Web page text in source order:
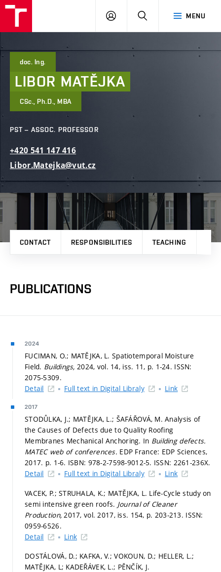
MENU
LOG
doc. Ing.
LIBOR MATĚJKA
CSc., Ph.D., MBA
PST – ASSOC. PROFESSOR
+420 541 147416
Libor.Matejka@vut.cz
CONTACT RESPONSIBILITIES TEACHING
PUBLICATIONS
2024
FUCIMAN, O.; MATĚJKA, L. Spatiotemporal Moisture
Field. Buildings,2024, vol. 14, iss. 11, p. 1-24. ISSN:
2075-5309.
Detail
Full text in Digital Libraly Link
2017
STODŮLKA, J.; MATĚJKA, L.; ŠAFÁŘOVÁ, M. Analysis of
the Causes of Defects due to Quality Roofing
Membranes Mechanical Anchoring. In Building defects.
MATEC web of conferences. EDP France: EDP Sciences,
2017. p. 1-6. ISBN: 978-2-7598-9012-5. ISSN: 2261-236X.
Detail
Full text in Digital Libraly Link
VACEK, P.; STRUHALA, K.; MATĚJKA, L. Life-Cycle study on
semi intensive green roofs. Journal of Cleaner
Production, 2017, vol. 2017, iss. 154, p. 203-213. ISSN:
0959-6526.
Detail
Link
DOSTÁLOVÁ, D.; KAFKA, V.; VOKOUN, D.; HELLER, L.;
MATĚJKA, L; KADEŘÁVEK, L.; PĚNČÍK, J.